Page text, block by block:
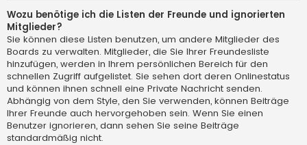
Wozu benötige ich die Listen der Freunde und ignorierten
Mitglieder?
Sie können diese Listen benutzen, um andere Mitglieder des
Boards zu verwalten. Mitglieder, die Sie Ihrer Freundesliste
hinzufügen, werden in Ihrem persönlichen Bereich für den
schnellen Zugriff aufgelistet. Sie sehen dort deren Onlinestatus
und können ihnen schnell eine Private Nachricht senden.
Abhängig von dem Style, den Sie verwenden, können Beiträge
Ihrer Freunde auch hervorgehoben sein. Wenn Sie einen
Benutzer ignorieren, dann sehen Sie seine Beiträge
standardmäßig nicht.